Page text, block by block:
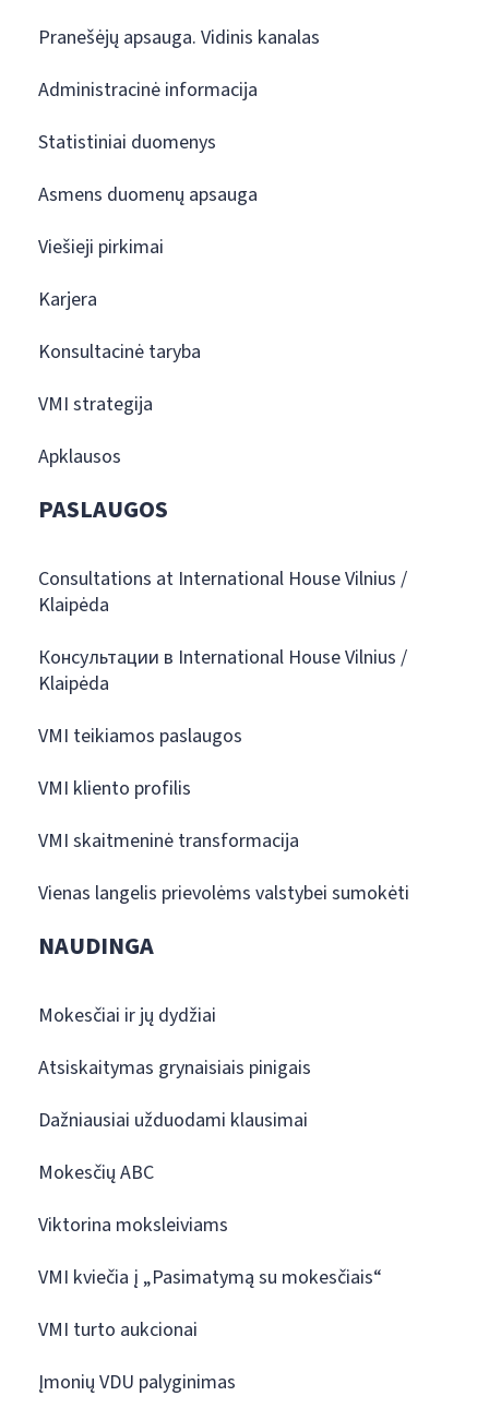
Pranešėjų apsauga. Vidinis kanalas
Administracinė informacija
Statistiniai duomenys
Asmens duomenų apsauga
Viešieji pirkimai
Karjera
Konsultacinė taryba
VMI strategija
Apklausos
PASLAUGOS
Consultations at International House Vilnius /
Klaipėda
Консультации в International House Vilnius /
Klaipėda
VMI teikiamos paslaugos
VMI kliento profilis
VMI skaitmeninė transformacija
Vienas langelis prievolėms valstybei sumokėti
NAUDINGA
Mokesčiai ir jų dydžiai
Atsiskaitymas grynaisiais pinigais
Dažniausiai užduodami klausimai
Mokesčių ABC
Viktorina moksleiviams
VMI kviečia į „Pasimatymą su mokesčiais“
VMI turto aukcionai
Įmonių VDU palyginimas